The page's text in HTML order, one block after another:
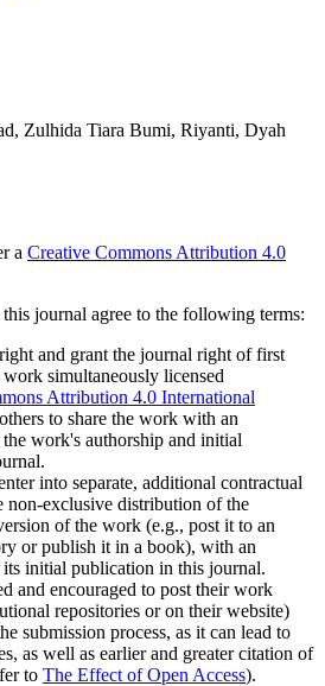
Zulhida Tiara Bumi, Riyanti, Dyah
a Creative Commons Attribution 4.0
journal agree to the following terms:
and grant the journal right of first
simultaneously licensed
Attribution 4.0 International
to share the work with an
work's authorship and initial
into separate, additional contractual
non-exclusive distribution of the
of the work (e.g., post it to an
or publish it in a book), with an
initial publication in this journal.
and encouraged to post their work
repositories or on their website)
submission process, as it can lead to
as well as earlier and greater citation of
to The Effect of Open Access).